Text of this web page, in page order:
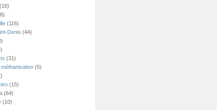
(116)
Denis (44)
(31)
(5)
(15)
(64)
(10)